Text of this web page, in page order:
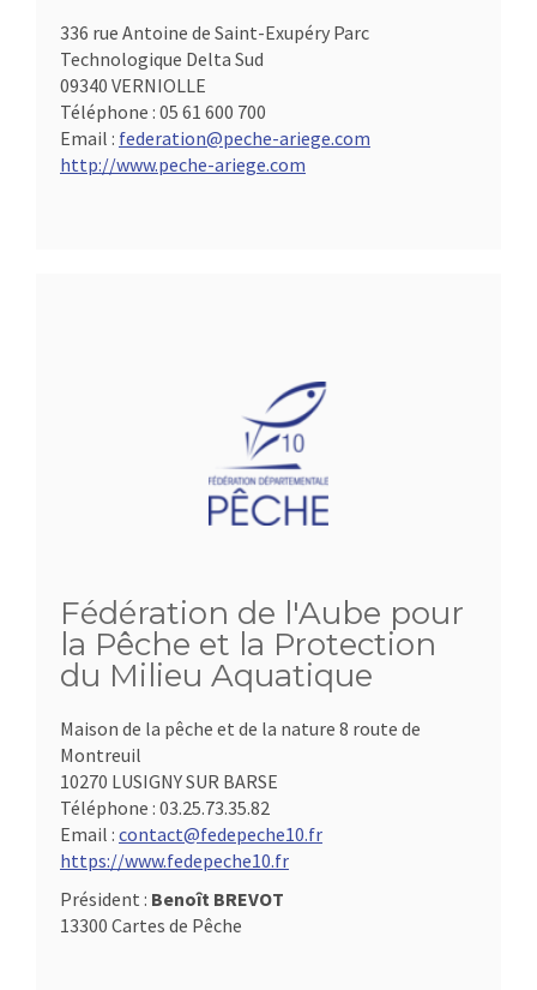
336 rue Antoine de Saint-Exupéry Parc
Technologique Delta Sud
09340 VERNIOLLE
Téléphone : 05 61 600 700
Email : federation@peche-ariege.com
http://www.peche-ariege.com
Fédération de l'Aube pour
la Pêche et la Protection
du Milieu Aquatique
Maison de la pêche et de la nature 8 route de
Montreuil
10270 LUSIGNY SUR BARSE
Téléphone : 03.25.73.35.82
Email : contact@fedepeche10.fr
https://www.fedepeche10.fr
Président : Benoît BREVOT
13300 Cartes de Pêche